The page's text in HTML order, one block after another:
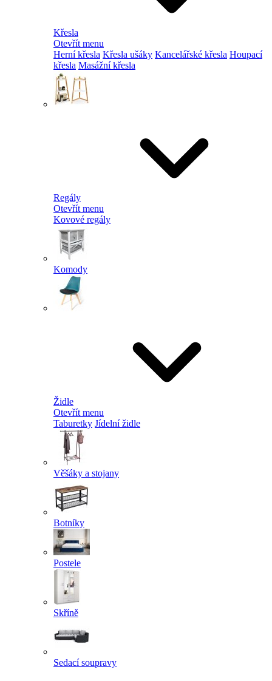
Křesla
Otevřít menu
Herní křesla Křesla ušáky Kancelářské křesla Houpací
křesla Masážní křesla
Regály
Otevřít menu
Kovové regály
Komody
Židle
Otevřít menu
Taburetky Jídelní židle
Věšáky a stojany
Botníky
Postele
Skříně
Sedací soupravy